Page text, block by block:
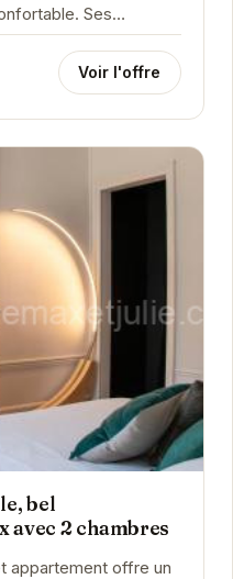
Ses
et ses
Voir l'offre
bel
avec 2 chambres
appartement offre un